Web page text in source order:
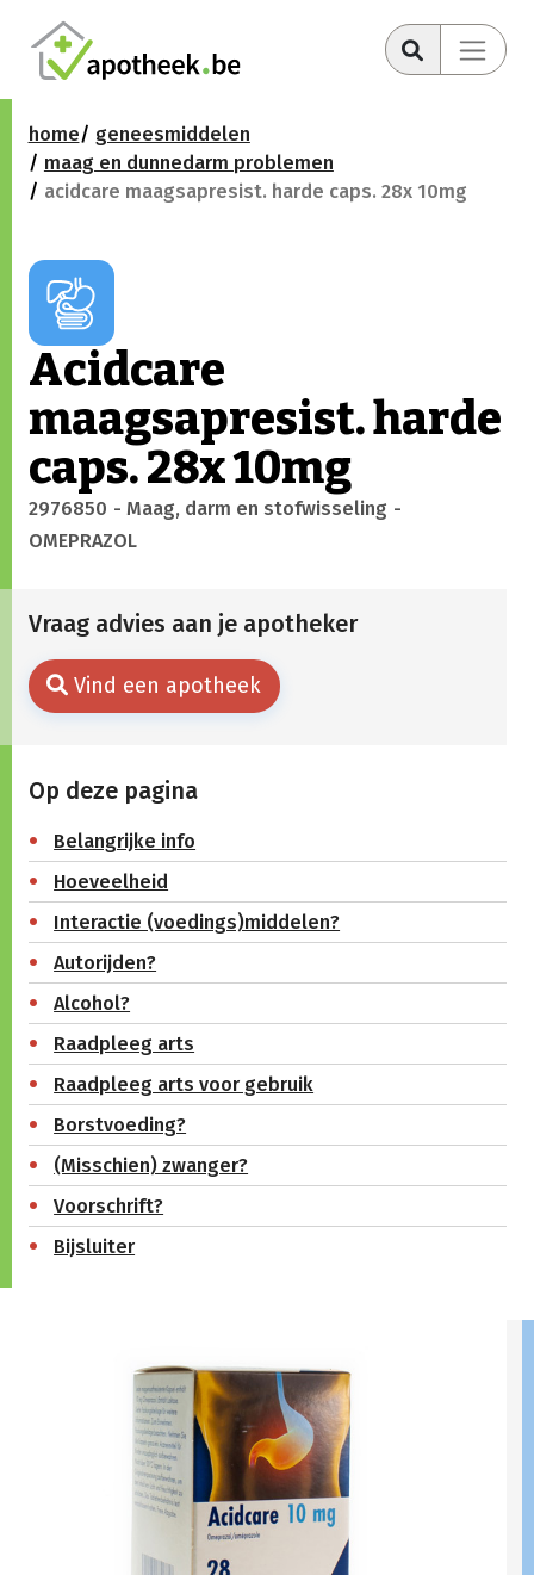
home
geneesmiddelen
maag en dunnedarm problemen
acidcare maagsapresist. harde caps. 28x 10mg
Acidcare
maagsapresist. harde
caps. 28x 10mg
2976850 - Maag, darm en stofwisseling -
OMEPRAZOL
Vraag advies aan je apotheker
Vind een apotheek
Op deze pagina
Belangrijke info
Hoeveelheid
Interactie (voedings)middelen?
Autorijden?
Alcohol?
Raadpleeg arts
Raadpleeg arts voor gebruik
Borstvoeding?
(Misschien) zwanger?
Voorschrift?
Bijsluiter